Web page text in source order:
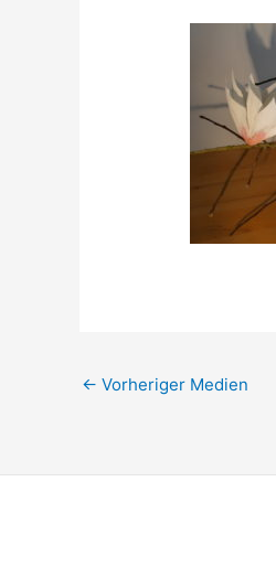
← Vorheriger Medien